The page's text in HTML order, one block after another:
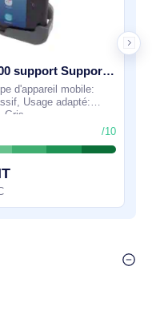
Gamber-Johnson 7160-1002-00 support Support passif Tablette / UMPC Bleu, Gris
d'appareil mobile:
Usage adapté:
Gris
/10